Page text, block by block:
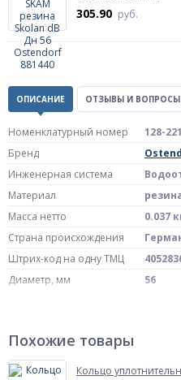
305.90 руб.
ОПИСАНИЕ ОТЗЫВЫ И ВОПРОСЫ
Номенклатурный номер
128-
Бренд
Инженерная система
Материал
Масса нетто
0.037
Страна происхождения
Штрих-код на одну ТМЦ
Диаметр, мм
56
Похожие товары
Кольцо